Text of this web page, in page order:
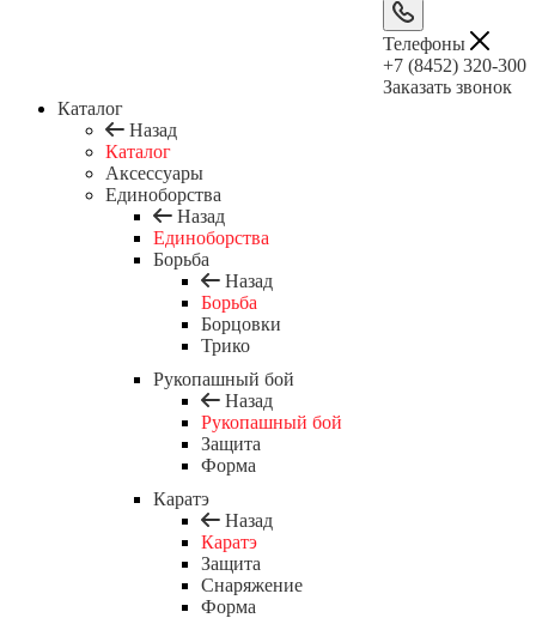
Телефоны
+7 (8452) 320-300
Заказать звонок
Каталог
Назад
Каталог
Аксессуары
Единоборства
Назад
Единоборства
Борьба
Назад
Борьба
Борцовки
Трико
Рукопашный бой
Назад
Рукопашный бой
Защита
Форма
Каратэ
Назад
Каратэ
Защита
Снаряжение
Форма